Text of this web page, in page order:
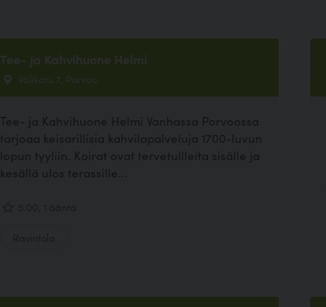
Tee- ja Kahvihuone Helmi
Välikatu 7, Porvoo
Tee- ja Kahvihuone Helmi Vanhassa Porvoossa
tarjoaa keisarillisia kahvilapalveluja 1700-luvun
lopun tyyliin. Koirat ovat tervetullleita sisälle ja
kesällä ulos terassille...